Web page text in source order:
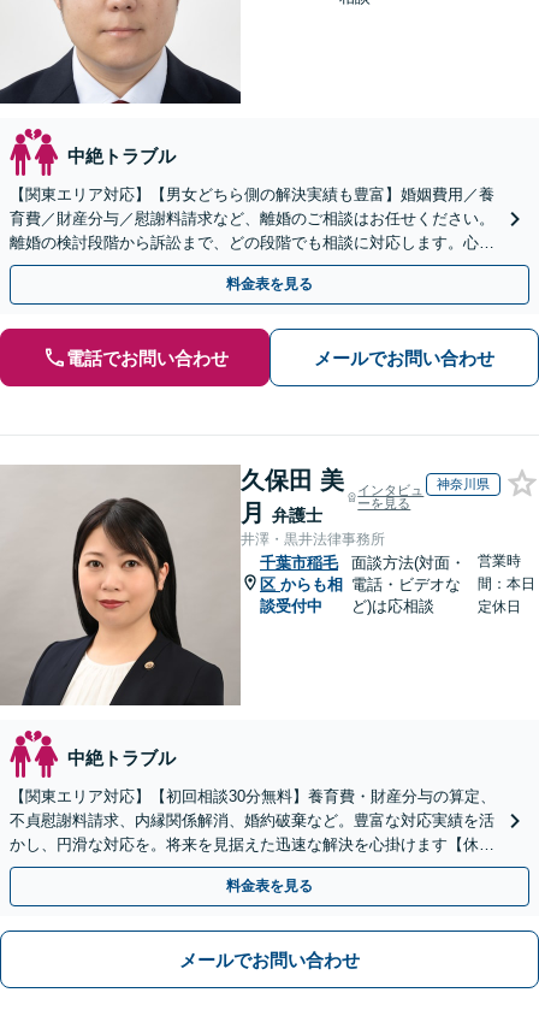
中絶トラブル
【関東エリア対応】【男女どちら側の解決実績も豊富】婚姻費用／養
育費／財産分与／慰謝料請求など、離婚のご相談はお任せください。
離婚の検討段階から訴訟まで、どの段階でも相談に対応します。心情
的な面にも配慮し、納得感の高い解決を目指します。
料金表を見る
電話でお問い合わせ メールでお問い合わせ
久保田 美
月
弁護士
インタビュ
ーを見る
神奈川県
井澤・黒井法律事務所
千葉市稲毛
区 からも相
談受付中
面談方法(対面・
電話・ビデオな
ど)は応相談
営業時
間：本日
定休日
中絶トラブル
【関東エリア対応】【初回相談30分無料】養育費・財産分与の算定、
不貞慰謝料請求、内縁関係解消、婚約破棄など。豊富な対応実績を活
かし、円滑な対応を。将来を見据えた迅速な解決を心掛けます【休
日・夜間相談対応（要予約）】
料金表を見る
メールでお問い合わせ